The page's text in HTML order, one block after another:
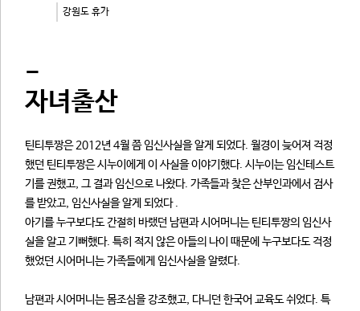
강원도 휴가
-
자녀출산
틴티투짱은 2012년 4월 쯤 임신사실을 알게 되었다. 월경이 늦어져 걱정
했던 틴티투짱은 시누이에게 이 사실을 이야기했다. 시누이는 임신테스트
기를 권했고, 그 결과 임신으로 나왔다. 가족들과 찾은 산부인과에서 검사
를 받았고, 임신사실을 알게 되었다 .
아기를 누구보다도 간절히 바랬던 남편과 시어머니는 틴티투짱의 임신사
실을 알고 기뻐했다. 특히 적지 않은 아들의 나이 때문에 누구보다도 걱정
했었던 시어머니는 가족들에게 임신사실을 알렸다.
남편과 시어머니는 몸조심을 강조했고, 다니던 한국어 교육도 쉬었다. 특